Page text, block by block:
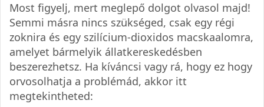
Most figyelj, mert meglepő dolgot olvasol majd!
Semmi másra nincs szükséged, csak egy régi
zoknira és egy szilícium-dioxidos macskaalomra,
amelyet bármelyik állatkereskedésben
beszerezhetsz. Ha kíváncsi vagy rá, hogy ez hogy
orvosolhatja a problémád, akkor itt
megtekintheted: